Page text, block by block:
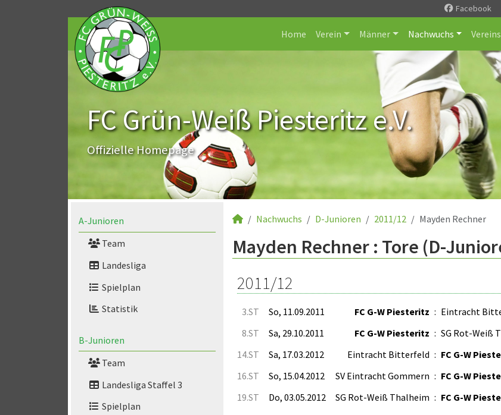
Facebook
Home Verein Männer Nachwuchs
FC Grün-Weiß Piesteritz e.V.
Offizielle Homepage
A-Junioren
Team
Landesliga
Spielplan
Statistik
B-Junioren
Team
Landesliga Staffel 3
Spielplan
Nachwuchs D-Junioren 2011/12 Mayden Rechner
Mayden Rechner : Tore (D-
2011/12
3.ST So, 11.09.2011 FC G-W Piesteritz : Eintracht
8.ST Sa, 29.10.2011 FC G-W Piesteritz : SG Rot-Weiß
14.ST Sa, 17.03.2012 Eintracht Bitterfeld : FC G-W
16.ST So, 15.04.2012 SV Eintracht Gommern : FC G-W
19.ST Do, 03.05.2012 SG Rot-Weiß Thalheim : FC G-W